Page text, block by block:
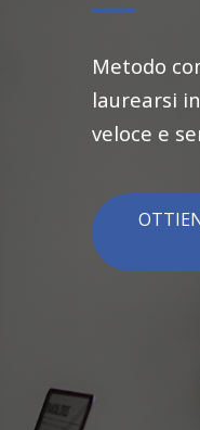
Metodo
laurearsi
veloce e